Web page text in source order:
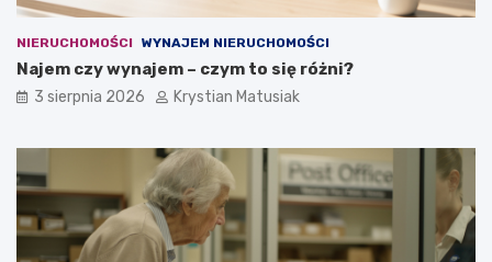
NIERUCHOMOŚCI WYNAJEM NIERUCHOMOŚCI
Najem czy wynajem – czym to się różni?
3 sierpnia 2026 Krystian Matusiak